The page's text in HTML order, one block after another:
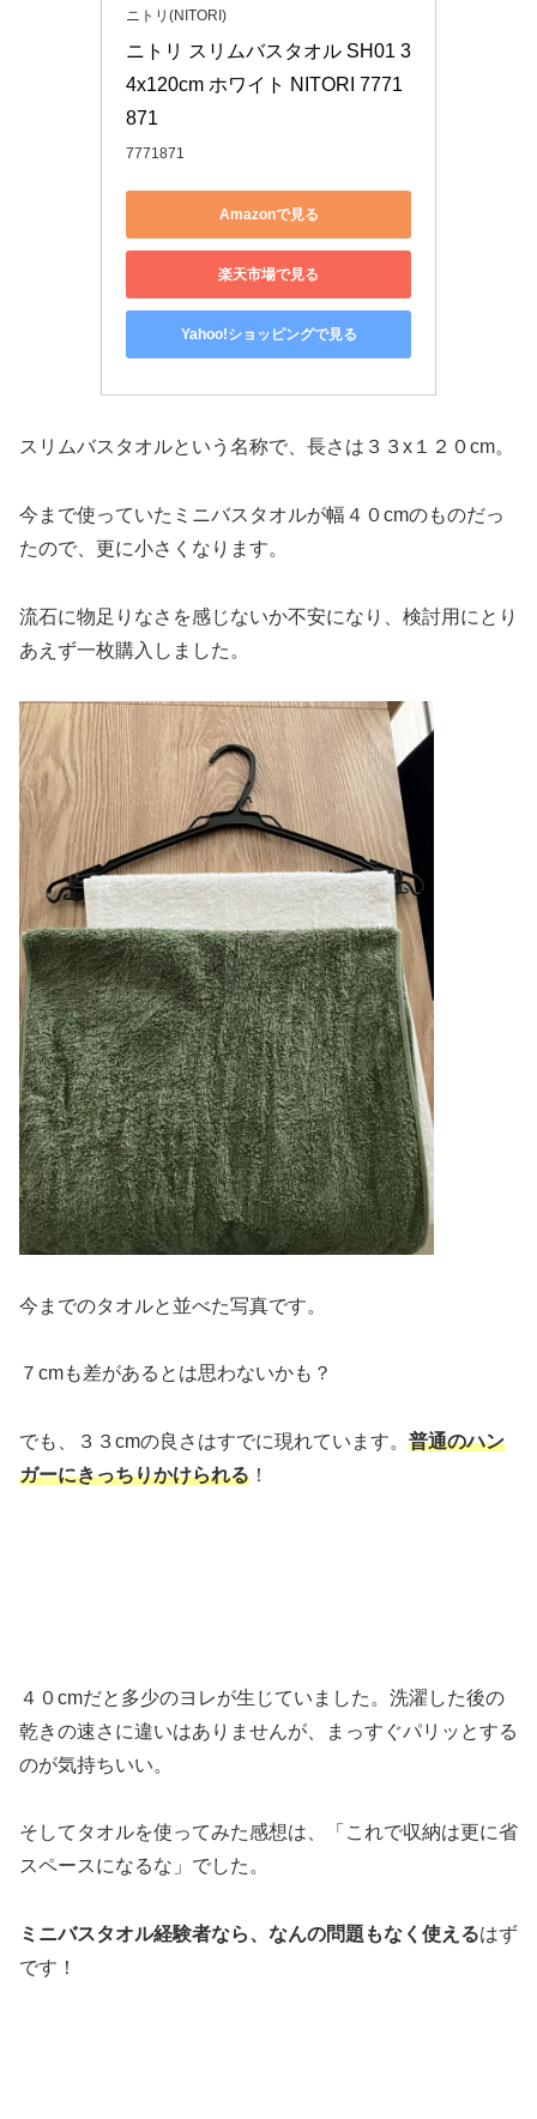
ニトリ(NITORI)
ニトリ スリムバスタオル SH01 3
4x120cm ホワイト NITORI 7771
871
7771871
Amazonで見る
楽天市場で見る
Yahoo!ショッピングで見る
スリムバスタオルという名称で、長さは３３x１２０cm。
今まで使っていたミニバスタオルが幅４０cmのものだっ
たので、更に小さくなります。
流石に物足りなさを感じないか不安になり、検討用にとり
あえず一枚購入しました。
今までのタオルと並べた写真です。
７cmも差があるとは思わないかも？
でも、３３cmの良さはすでに現れています。 普通のハン
ガーにきっちりかけられる ！
４０cmだと多少のヨレが生じていました。洗濯した後の
乾きの速さに違いはありませんが、まっすぐパリッとする
のが気持ちいい。
そしてタオルを使ってみた感想は、「これで収納は更に省
スペースになるな」でした。
ミニバスタオル経験者なら、なんの問題もなく使えるはず
です！